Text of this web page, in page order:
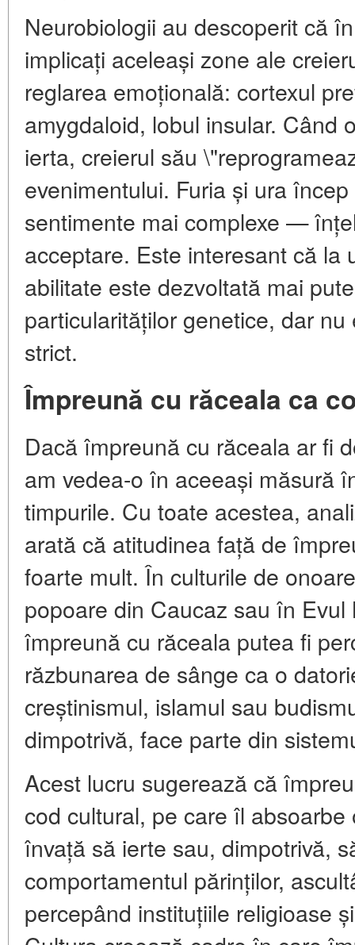
Neurobiologii au descoperit că
implicați aceleași zone ale
reglarea emoțională: cortexul
amygdaloid, lobul insular. Când
ierta, creierul său
evenimentului. Furia și ura
sentimente mai complexe —
acceptare. Este interesant că la
abilitate este dezvoltată mai
particularităților genetice, dar
strict.
Împreună cu răceala ca
Dacă împreună cu răceala ar fi
am vedea-o în aceeași măsură
timpurile. Cu toate acestea,
arată că atitudinea față de
foarte mult. În culturile de
popoare din Caucaz sau în
împreună cu răceala putea fi
răzbunarea de sânge ca o
creștinismul, islamul sau
dimpotrivă, face parte din
Acest lucru sugerează că
cod cultural, pe care îl
învață să ierte sau, dimpotrivă,
comportamentul părinților,
percepând instituțiile religioase